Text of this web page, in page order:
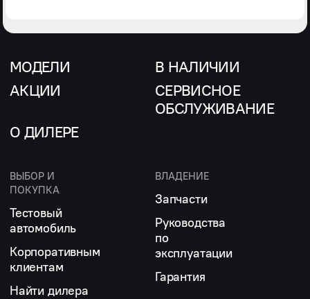
МОДЕЛИ
В НАЛИЧИИ
АКЦИИ
СЕРВИСНОЕ
ОБСЛУЖИВАНИЕ
О ДИЛЕРЕ
ВЫБОР И
ПОКУПКА
Тестовый
автомобиль
Корпоративным
клиентам
Найти дилера
ВЛАДЕНИЕ
Запчасти
Руководства
по
эксплуатации
Гарантия